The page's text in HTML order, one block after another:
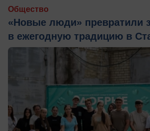
Общество
«Новые люди» превратили
в ежегодную традицию в